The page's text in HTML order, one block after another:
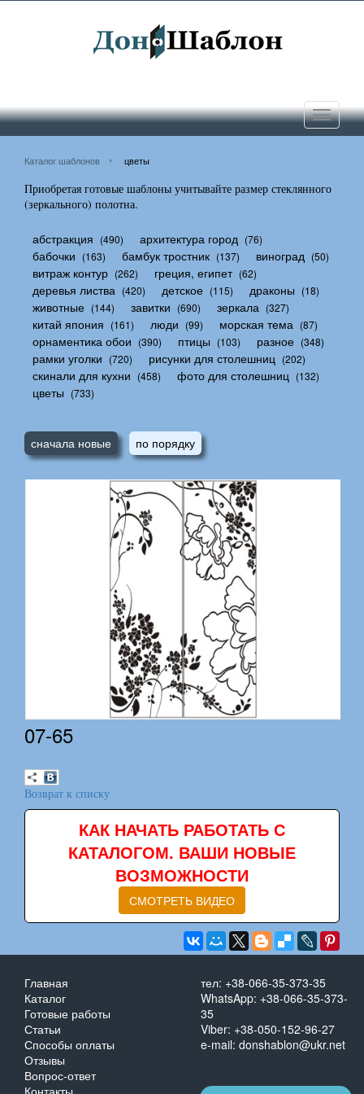
Toggle
Каталог шаблонов цветы
Приобретая готовые шаблоны учитывайте размер стеклянного
(зеркального) полотна.
абстракция (490) архитектура город (76)
бабочки (163) бамбук тростник (137) виноград (50)
витраж контур (262) греция, египет (62)
деревья листва (420) детское (115) драконы (18)
животные (144) завитки (690) зеркала (327)
китай япония (161) люди (99) морская тема (87)
орнаментика обои (390) птицы (103) разное (348)
рамки уголки (720) рисунки для столешниц (202)
скинали для кухни (458) фото для столешниц (132)
цветы (733)
сначала новые по порядку
07-65
Возврат к списку
КАК НАЧАТЬ РАБОТАТЬ С
КАТАЛОГОМ. ВАШИ НОВЫЕ
ВОЗМОЖНОСТИ
СМОТРЕТЬ ВИДЕО
Главная
Каталог
Готовые работы
Статьи
Способы оплаты
Отзывы
Вопрос-ответ
тел: +38-066-35-373-35
WhatsApp: +38-066-35-373-
35
Viber: +38-050-152-96-27
e-mail: donshablon@ukr.net